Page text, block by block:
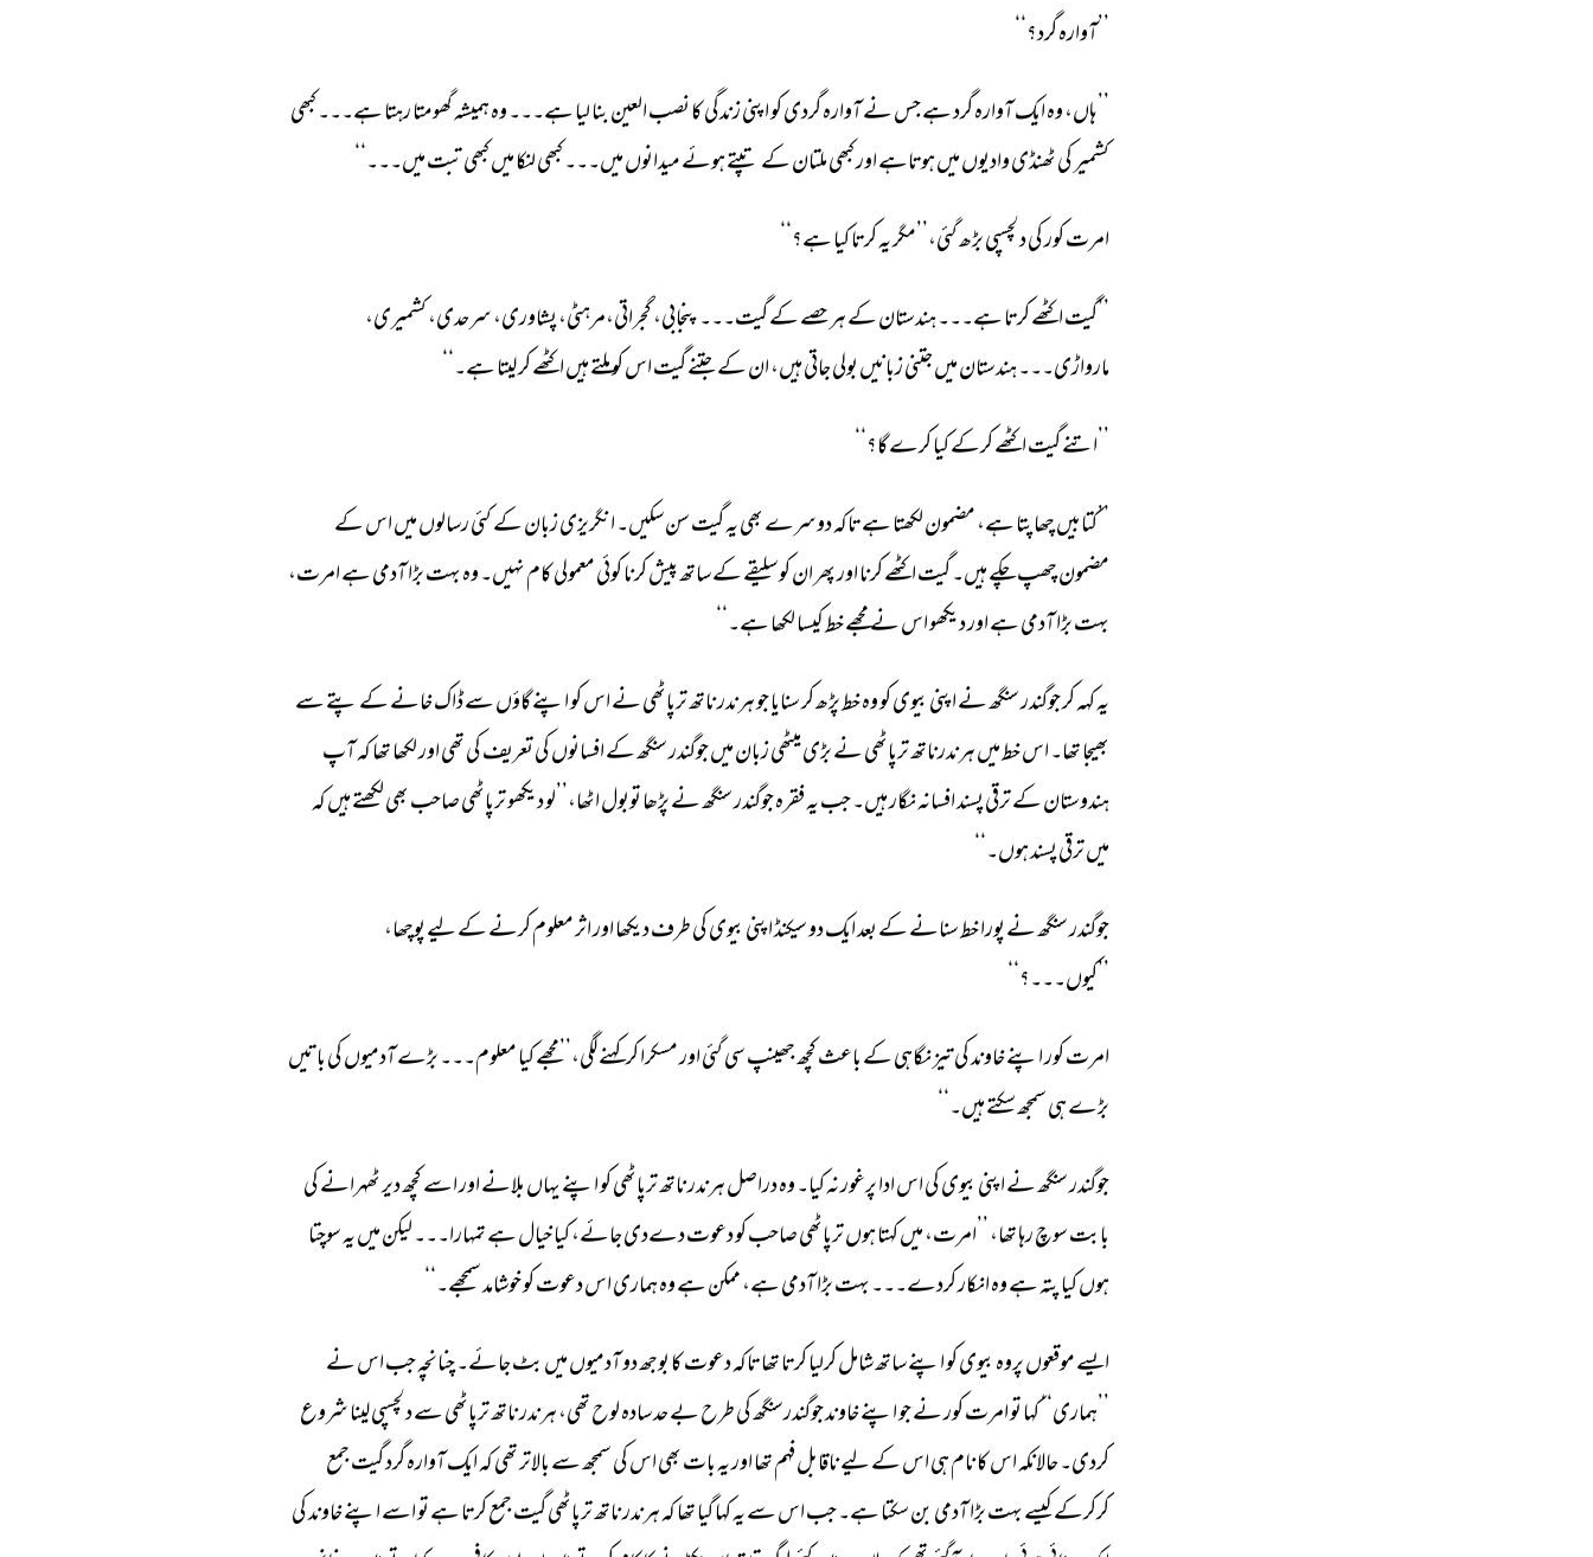
’’آوارہ گرد؟‘‘
’’ ہاں، وہ ایک آوارہ گرد ہے جس نے آوارہ گردی کو اپنی زندگی کا نصب العین بنا لیا ہے۔۔۔ وہ ہمیشہ گھومتا رہتا ہے۔۔۔ کبھی
کشمیر کی ٹھنڈی وادیوں میں ہوتاہے اور کبھی ملتان کے تپتے ہوئے میدانوں میں۔۔۔ کبھی لنکا میں کبھی تبت میں۔۔۔‘‘
امرت کور کی دلچسپی بڑھ گئی،’’مگر یہ کرتا کیا ہے؟‘‘
’’گیت اکٹھے کرتا ہے۔۔۔ ہندستان کے ہر حصے کے گیت۔۔۔ پنجابی، گجراتی،مرہٹی، پشاوری، سرحدی، کشمیری،
مارواڑی۔۔۔ ہندستان میں جتنی زبانیں بولی جاتی ہیں، ان کے جتنے گیت اس کو ملتے ہیں اکٹھے کر لیتا ہے۔‘‘
’’اتنے گیت اکٹھے کرکے کیا کرے گا؟‘‘
’’کتابیں چھاپتا ہے، مضمون لکھتا ہے تاکہ دوسرے بھی یہ گیت سن سکیں۔ انگریزی زبان کے کئی رسالوں میں اس کے
مضمون چھپ چکے ہیں۔ گیت اکٹھے کرنا اور پھر ان کو سلیقے کے ساتھ پیش کرنا کوئی معمولی کام نہیں۔ وہ بہت بڑا آدمی ہے امرت،
بہت بڑا آدمی ہے اور دیکھو اس نے مجھے خط کیسا لکھا ہے۔‘‘
یہ کہہ کر جوگندر سنگھ نے اپنی بیوی کو وہ خط پڑھ کر سنایا جو ہرندر ناتھ ترپاٹھی نے اس کو اپنے گاؤں سے ڈاک خانے کے پتے سے
بھیجا تھا۔ اس خط میں ہرندرناتھ ترپاٹھی نے بڑی میٹھی زبان میں جوگندر سنگھ کے افسانوں کی تعریف کی تھی اور لکھا تھا کہ آپ
ہندوستان کے ترقی پسند افسانہ نگار ہیں۔ جب یہ فقرہ جوگندر سنگھ نے پڑھا توبول اٹھا،’’لو دیکھو ترپاٹھی صاحب بھی لکھتے ہیں کہ
میں ترقی پسند ہوں۔‘‘
جوگندر سنگھ نے پورا خط سنانے کے بعد ایک دو سیکنڈ اپنی بیوی کی طرف دیکھا اور اثر معلوم کرنے کے لیے پوچھا،
’’کیوں۔۔۔؟‘‘
امرت کور اپنے خاوند کی تیز نگاہی کے باعث کچھ جھینپ سی گئی اور مسکرا کر کہنے لگی،’’مجھے کیا معلوم۔۔۔ بڑے آدمیوں کی باتیں
بڑے ہی سمجھ سکتے ہیں۔‘‘
جوگندر سنگھ نے اپنی بیوی کی اس ادا پرغور نہ کیا۔ وہ دراصل ہرندر ناتھ ترپاٹھی کو اپنے یہاں بلانے اور اسے کچھ دیر ٹھہرانے کی
بابت سوچ رہا تھا، ’’امرت، میں کہتا ہوں ترپاٹھی صاحب کو دعوت دےدی جائے، کیا خیال ہے تمہارا۔۔۔ لیکن میں یہ سوچتا
ہوں کیا پتہ ہے وہ انکار کردے۔۔۔ بہت بڑا آدمی ہے، ممکن ہے وہ ہماری اس دعوت کو خوشامد سمجھے۔‘‘
ایسے موقعوں پروہ بیوی کو اپنے ساتھ شامل کرلیا کرتا تھا تاکہ دعوت کا بوجھ دو آدمیوں میں بٹ جائے۔ چنانچہ جب اس نے
’’ہماری‘‘ کہا تو امرت کور نے جو اپنے خاوند جوگندرسنگھ کی طرح بے حد سادہ لوح تھی، ہرندر ناتھ ترپاٹھی سے دلچسپی لینا شروع
کردی۔ حالانکہ اس کا نام ہی اس کے لیے ناقابل فہم تھا اور یہ بات بھی اس کی سمجھ سے بالاتر تھی کہ ایک آوارہ گرد گیت جمع
کرکرکے کیسے بہت بڑا آدمی بن سکتا ہے۔ جب اس سے یہ کہا گیا تھا کہ ہرندر ناتھ ترپاٹھی گیت جمع کرتا ہے تو اسے اپنے خاوند کی